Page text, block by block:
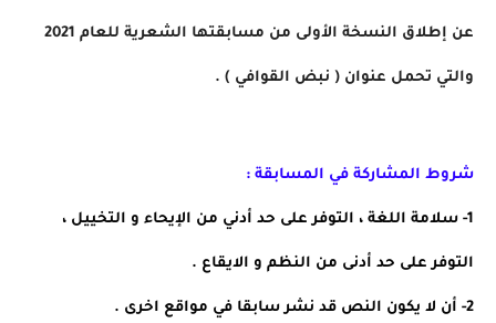
والتي تحمل عنوان ( نبض القوافي ) .
شروط المشاركة في المسابقة :
التوفر على حد أدنى من النظم و الايقاع .
2- أن لا يكون النص قد نشر سابقا في مواقع اخرى .